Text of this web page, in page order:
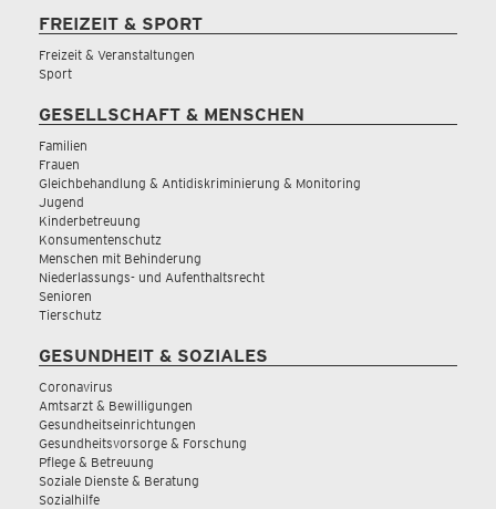
FREIZEIT & SPORT
Freizeit & Veranstaltungen
Sport
GESELLSCHAFT & MENSCHEN
Familien
Frauen
Gleichbehandlung & Antidiskriminierung & Monitoring
Jugend
Kinderbetreuung
Konsumentenschutz
Menschen mit Behinderung
Niederlassungs- und Aufenthaltsrecht
Senioren
Tierschutz
GESUNDHEIT & SOZIALES
Coronavirus
Amtsarzt & Bewilligungen
Gesundheitseinrichtungen
Gesundheitsvorsorge & Forschung
Pflege & Betreuung
Soziale Dienste & Beratung
Sozialhilfe